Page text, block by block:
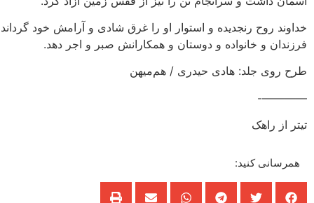
خداوند روح رنجدیده و استوار او را غرق شادی و آرامش خود
فرزندان و خانواده و دوستان و همکارانش صبر و اجر دهد.
طرح روی جلد: هادی حیدری / هم‌میهن
————-
تیتر از راهک
همرسانی کنید: